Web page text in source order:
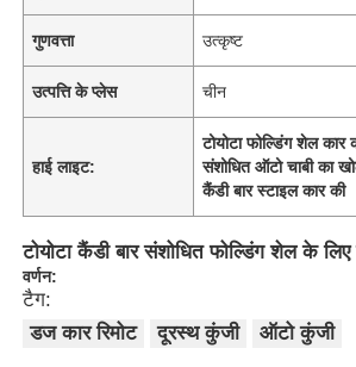
गुणवत्ता उत्कृष्ट
उत्पत्ति के प्लेस चीन
हाई लाइट:
टोयोटा फोल्डिंग शेल कार
संशोधित ऑटो चाबी का
कैंडी बार स्टाइल कार की
टोयोटा कैंडी बार संशोधित फोल्डिंग शेल के
वर्णन:
टैग:
डज कार रिमोट
दूरस्थ कुंजी ऑटो कुंजी